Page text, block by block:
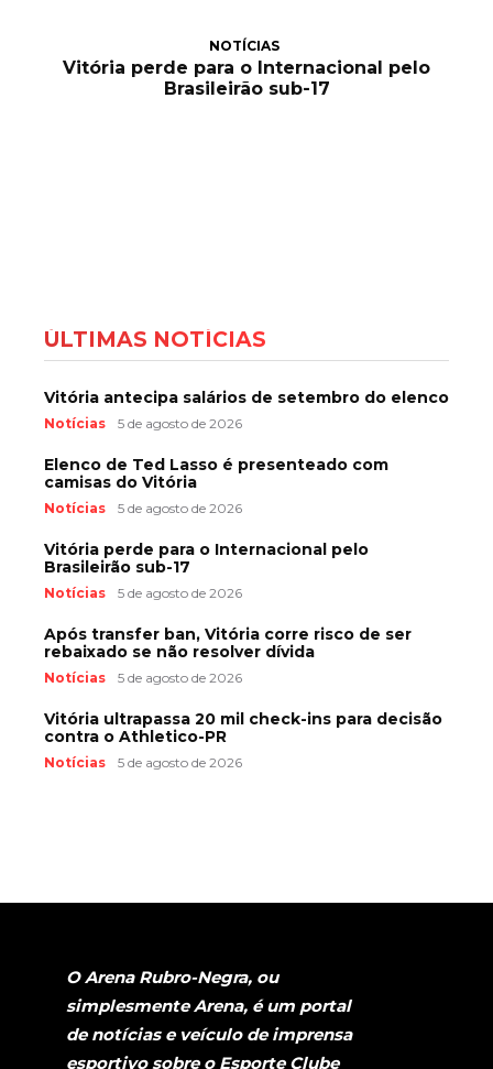
NOTÍCIAS
Vitória perde para o Internacional pelo
Brasileirão sub-17
ÚLTIMAS NOTÍCIAS
Vitória antecipa salários de setembro do elenco
Notícias 5 de agosto de 2026
Elenco de Ted Lasso é presenteado com
camisas do Vitória
Notícias 5 de agosto de 2026
Vitória perde para o Internacional pelo
Brasileirão sub-17
Notícias 5 de agosto de 2026
Após transfer ban, Vitória corre risco de ser
rebaixado se não resolver dívida
Notícias 5 de agosto de 2026
Vitória ultrapassa 20 mil check-ins para decisão
contra o Athletico-PR
Notícias 5 de agosto de 2026
O Arena Rubro-Negra, ou
simplesmente Arena, é um portal
de notícias e veículo de imprensa
esportivo sobre o Esporte Clube